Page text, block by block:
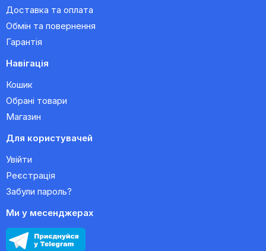
Доставка та оплата
Обмін та повернення
Гарантія
Навігація
Кошик
Обрані товари
Магазин
Для користувачей
Увійти
Реєстрація
Забули пароль?
Ми у месенджерах